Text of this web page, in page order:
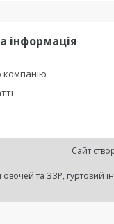
інформація
компанію
Сайт